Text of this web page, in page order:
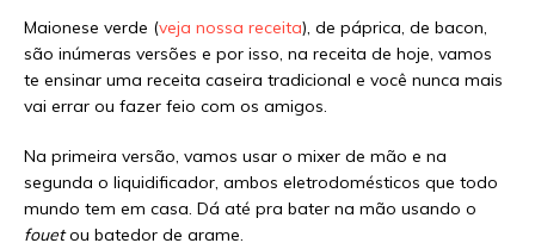
Maionese verde (veja nossa receita), de páprica, de bacon,
são inúmeras versões e por isso, na receita de hoje, vamos
te ensinar uma receita caseira tradicional e você nunca mais
vai errar ou fazer feio com os amigos.
Na primeira versão, vamos usar o mixer de mão e na
segunda o liquidificador, ambos eletrodomésticos que todo
mundo tem em casa. Dá até pra bater na mão usando o
fouetou batedor de arame.